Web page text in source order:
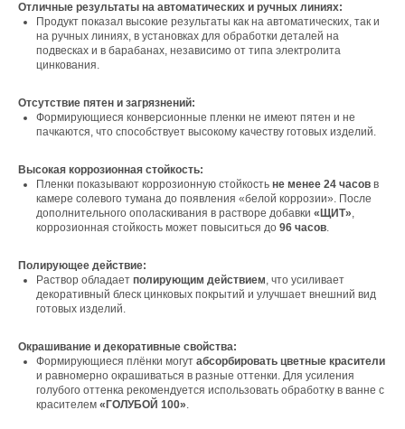
Отличные результаты на автоматических и ручных линиях:
Продукт показал высокие результаты как на автоматических, так и
на ручных линиях, в установках для обработки деталей на
подвесках и в барабанах, независимо от типа электролита
цинкования.
Отсутствие пятен и загрязнений:
Формирующиеся конверсионные пленки не имеют пятен и не
пачкаются, что способствует высокому качеству готовых изделий.
Высокая коррозионная стойкость:
Пленки показывают коррозионную стойкость не менее 24 часов в
камере солевого тумана до появления «белой коррозии». После
дополнительного ополаскивания в растворе добавки «ЩИТ»,
коррозионная стойкость может повыситься до 96 часов.
Полирующее действие:
Раствор обладает полирующим действием, что усиливает
декоративный блеск цинковых покрытий и улучшает внешний вид
готовых изделий.
Окрашивание и декоративные свойства:
Формирующиеся плёнки могут абсорбировать цветные красители
и равномерно окрашиваться в разные оттенки. Для усиления
голубого оттенка рекомендуется использовать обработку в ванне с
красителем «ГОЛУБОЙ 100».
Свяжитесь с нами
Контакты
Офис компании: